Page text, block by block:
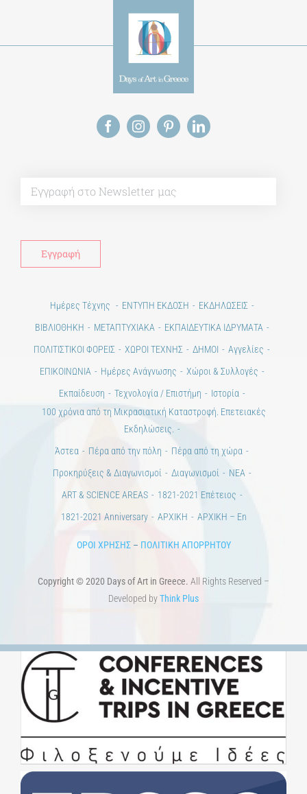
Ημέρες Τέχνης ΕΝΤΥΠΗ ΕΚΔΟΣΗ
ΕΚΔΗΛΩΣΕΙΣ
ΒΙΒΛΙΟΘΗΚΗ
ΜΕΤΑΠΤΥΧΙΑΚΑ
ΕΚΠΑΙΔΕΥΤΙΚΑ ΙΔΡΥΜΑΤΑ
ΠΟΛΙΤΙΣΤΙΚΟΙ ΦΟΡΕΙΣ
ΧΩΡΟΙ ΤΕΧΝΗΣ ΔΗΜΟΙ
Αγγελίες
ΕΠΙΚΟΙΝΩΝΙΑ
Ημέρες Ανάγνωσης
Χώροι & Συλλογές
Εκπαίδευση
Τεχνολογία / Επιστήμη
Ιστορία
100 χρόνια από τη Μικρασιατική Καταστροφή. Επετειακές
Εκδηλώσεις.
Άστεα
Πέρα από την πόλη
Πέρα από τη χώρα
Προκηρύξεις & Διαγωνισμοί
Διαγωνισμοί
ΝΕΑ
ART & SCIENCE AREAS
1821-2021 Επέτειος
1821-2021 Anniversary
ΑΡΧΙΚΗ ΑΡΧΙΚΗ – En
ΟΡΟΙ ΧΡΗΣΗΣ– ΠΟΛΙΤΙΚΗ ΑΠΟΡΡΗΤΟΥ
Copyright © 2020 Days of Art in Greece. All Rights Reserved –
Developed byThink Plus